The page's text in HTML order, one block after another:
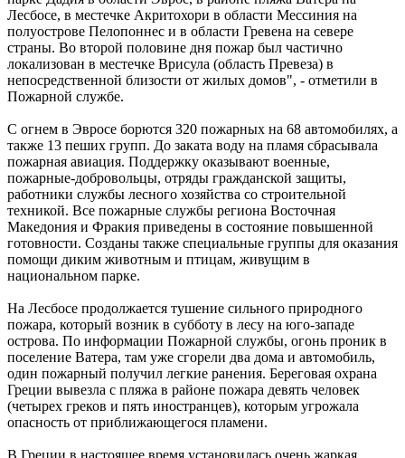
Лесбосе, в местечке Акритохори в области Мессиния на
полуострове Пелопоннес и в области Гревена на севере
страны. Во второй половине дня пожар был частично
локализован в местечке Врисула (область Превеза) в
непосредственной близости от жилых домов", - отметили в
Пожарной службе.
С огнем в Эвросе борются 320 пожарных на 68 автомобилях, а
также 13 пеших групп. До заката воду на пламя сбрасывала
пожарная авиация. Поддержку оказывают военные,
пожарные-добровольцы, отряды гражданской защиты,
работники службы лесного хозяйства со строительной
техникой. Все пожарные службы региона Восточная
Македония и Фракия приведены в состояние повышенной
готовности. Созданы также специальные группы для оказания
помощи диким животным и птицам, живущим в
национальном парке.
На Лесбосе продолжается тушение сильного природного
пожара, который возник в субботу в лесу на юго-западе
острова. По информации Пожарной службы, огонь проник в
поселение Ватера, там уже сгорели два дома и автомобиль,
один пожарный получил легкие ранения. Береговая охрана
Греции вывезла с пляжа в районе пожара девять человек
(четырех греков и пять иностранцев), которым угрожала
опасность от приближающегося пламени.
В Греции в настоящее время установилась очень жаркая